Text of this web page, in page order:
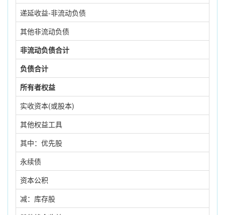
递延收益-非流动负债
其他非流动负债
非流动负债合计
负债合计
所有者权益
实收资本(或股本)
其他权益工具
其中：优先股
永续债
资本公积
减：库存股